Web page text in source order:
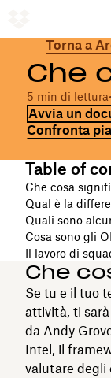
Torna a
Che
5 min di lettura•
Avvia un
Confronta
Table of
Che cosa
Qual è la
Quali sono
Cosa sono gli
Il lavoro di
Che
Se tu e il tuo
attività, ti
da Andy
Intel, il
valutare degli